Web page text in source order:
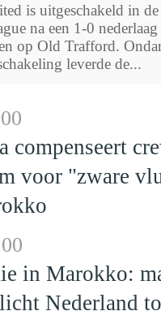
is uitgeschakeld in de
na een 1-0 nederlaag
op Old Trafford.
leverde de...
compenseert
voor "zware
in Marokko:
Nederland